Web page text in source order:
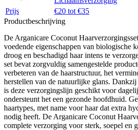
Prijs
€20 tot €35
Productbeschrijving
De Arganicare Coconut
voedende eigenschappen van biologische
droog en beschadigd haar intens te
set bevat zorgvuldig samengestelde
verbeteren van de haarstructuur, het
herstellen van de natuurlijke glans.
is deze verzorgingslijn geschikt voor
ondersteunt het een gezonde hoofdhuid.
haartypes, met name voor haar dat extra
nodig heeft. De Arganicare Coconut
complete verzorging voor sterk, soepel en